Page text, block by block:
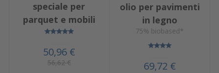
speciale per
parquet e mobili
50,96 €
56,62 €
olio per pavimenti
in legno
75% biobased*
69,72 €